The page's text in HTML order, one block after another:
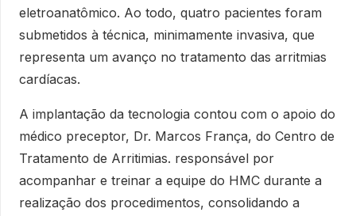
eletroanatômico. Ao todo, quatro pacientes foram
submetidos à técnica, minimamente invasiva, que
representa um avanço no tratamento das arritmias
cardíacas.
A implantação da tecnologia contou com o apoio do
médico preceptor, Dr. Marcos França, do Centro de
Tratamento de Arritimias. responsável por
acompanhar e treinar a equipe do HMC durante a
realização dos procedimentos, consolidando a